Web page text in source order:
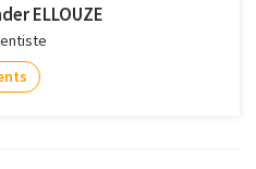
ELLOUZE